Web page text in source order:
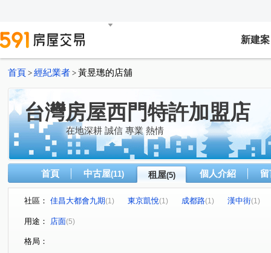
新建案
首頁 > 經紀業者 > 黃昱璁的店舖
台灣房屋西門特許加盟店
在地深耕 誠信 專業 熱情
首頁 中古屋(11) 租屋(5) 個人介紹
社區： 佳昌大都會九期(1) 東京凱悅(1) 成都路(1) 漢中街(1)
昆明街
用途： 店面(5)
格局：